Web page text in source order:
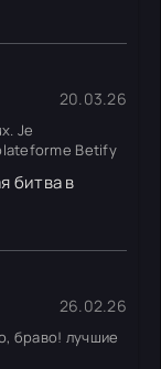
20.03.26
Je
Betify
битва в
26.02.26
браво! лучшие